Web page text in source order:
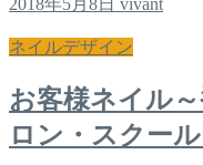
ネイルデザイン
お客様ネイル
ロン・スクー